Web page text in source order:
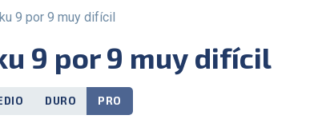
9 por 9 muy difícil
9 por 9 muy difícil
DURO PRO